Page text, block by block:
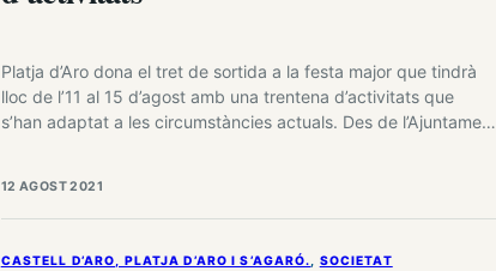
Platja d’Aro dona el tret de sortida a la festa major que tindrà
lloc de l’11 al 15 d’agost amb una trentena d’activitats que
s’han adaptat a les circumstàncies actuals. Des de l’Ajuntament
poder complir…
12 AGOST 2021
CASTELL D’ARO, PLATJA D’ARO I S’AGARÓ. SOCIETAT